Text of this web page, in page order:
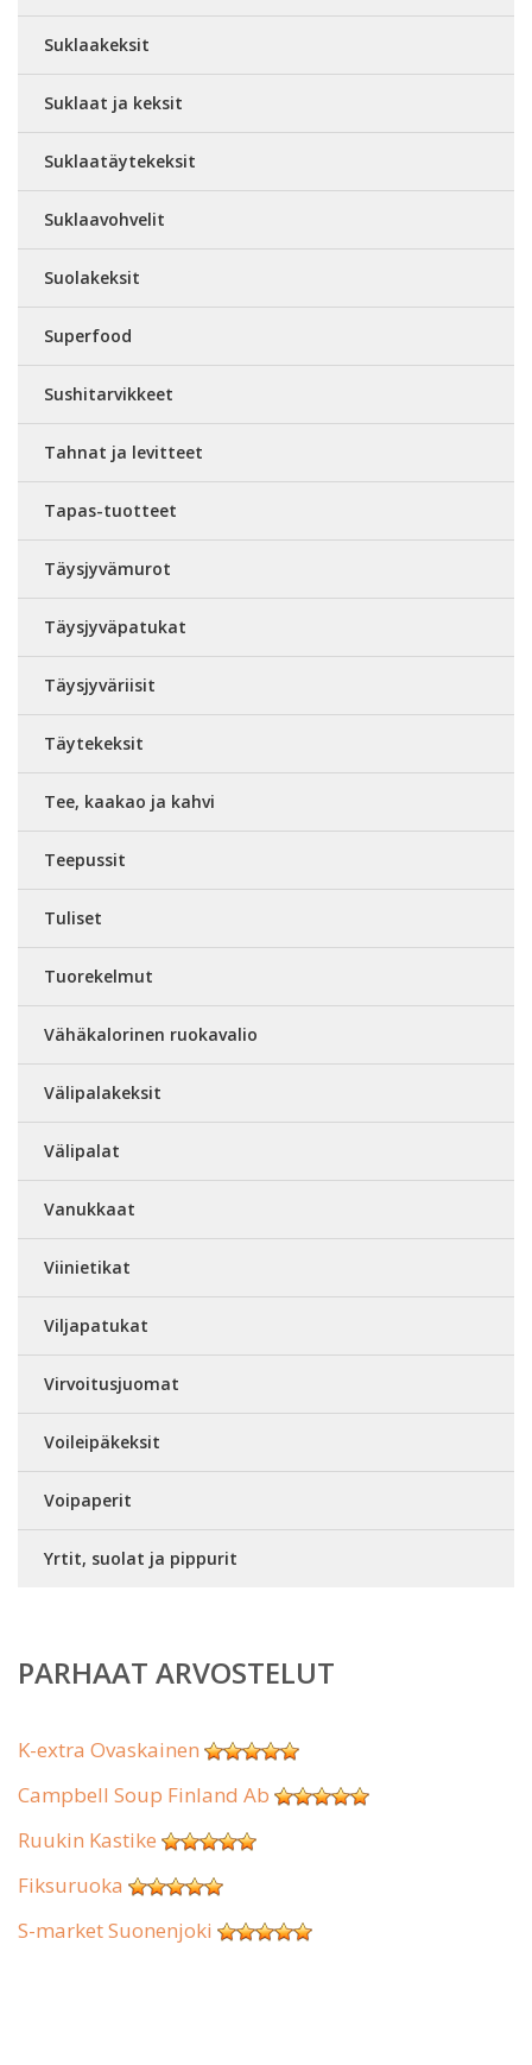
Suklaakeksit
Suklaat ja keksit
Suklaatäytekeksit
Suklaavohvelit
Suolakeksit
Superfood
Sushitarvikkeet
Tahnat ja levitteet
Tapas-tuotteet
Täysjyvämurot
Täysjyväpatukat
Täysjyväriisit
Täytekeksit
Tee, kaakao ja kahvi
Teepussit
Tuliset
Tuorekelmut
Vähäkalorinen ruokavalio
Välipalakeksit
Välipalat
Vanukkaat
Viinietikat
Viljapatukat
Virvoitusjuomat
Voileipäkeksit
Voipaperit
Yrtit, suolat ja pippurit
PARHAAT ARVOSTELUT
K-extra Ovaskainen
Campbell Soup Finland Ab
Ruukin Kastike
Fiksuruoka
S-market Suonenjoki